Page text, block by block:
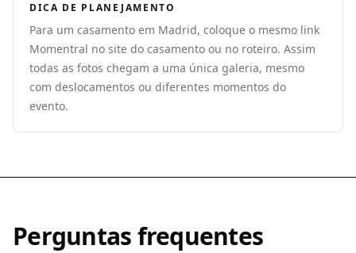
DICA DE PLANEJAMENTO
Para um casamento em Madrid, coloque o mesmo link
Momentral no site do casamento ou no roteiro. Assim
todas as fotos chegam a uma única galeria, mesmo
com deslocamentos ou diferentes momentos do
evento.
Perguntas frequentes